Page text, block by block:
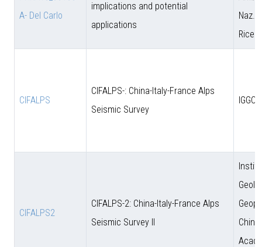
A- Del Carlo
implications and potential
applications
Naz.
CIFALPS
CIFALPS-: China-Italy-France Alps
Seismic Survey
CIFALPS2
CIFALPS-2: China-Italy-France Alps
Seismic Survey II